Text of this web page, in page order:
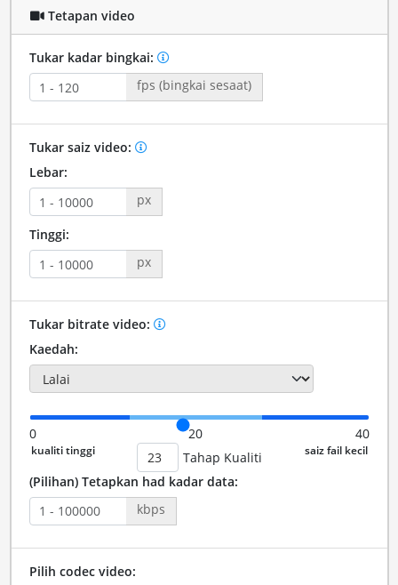
Tetapan video
Tukar kadar bingkai:
fps (bingkai sesaat)
Tukar saiz video:
Lebar:
px
Tinggi:
px
Tukar bitrate video:
Kaedah:
0 20
40
Tahap Kualiti
(Pilihan) Tetapkan had kadar data:
kbps
Pilih codec video: